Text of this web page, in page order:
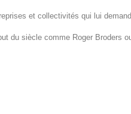
et collectivités qui lui
du siècle comme Roger Broders